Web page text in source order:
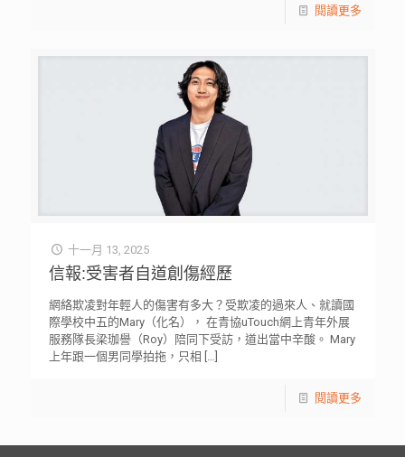
閱讀更多
十一月 13, 2025
信報:受害者自道創傷經歷
網絡欺凌對年輕人的傷害有多大？受欺凌的過來人、就讀國
際學校中五的Mary（化名）， 在青協uTouch網上青年外展
服務隊長梁珈譽（Roy）陪同下受訪，道出當中辛酸。 Mary
上年跟一個男同學拍拖，只相 […]
閱讀更多